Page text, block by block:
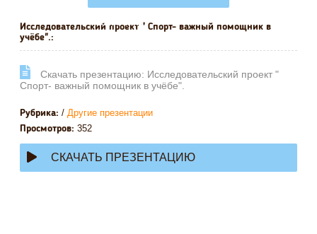
ОНЛАЙН
Исследовательский проект " Спорт- важный помощник в
учёбе".:
Cкачать презентацию: Исследовательский проект "
Спорт- важный помощник в учёбе".
Рубрика: / Другие презентации
Просмотров: 352
СКАЧАТЬ ПРЕЗЕНТАЦИЮ